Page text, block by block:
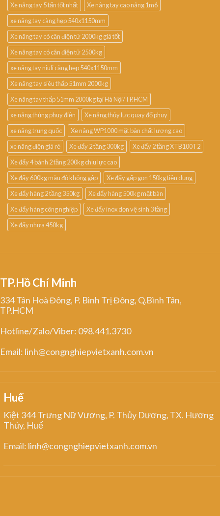
Xe nâng tay 5 tấn tốt nhất
Xe nâng tay cao nâng 1m6
xe nâng tay càng hẹp 540x1150mm
Xe nâng tay có cân điện tử 2000kg giá tốt
Xe nâng tay có cân điện tử 2500kg
xe nâng tay niuli càng hẹp 540x1150mm
Xe nâng tay siêu thấp 51mm 2000kg
Xe nâng tay thấp 51mm 2000kg tại Hà Nội/TP.HCM
xe nâng thùng phuy điện
Xe nâng thủy lực quay đổ phuy
xe nâng trung quốc
Xe nâng WP1000 mặt bàn chất lượng cao
xe nâng điện giá rẻ
Xe đẩy 2 tầng 300kg
Xe đẩy 2 tầng XTB100T2
Xe đẩy 4 bánh 2 tầng 200kg chịu lực cao
Xe đẩy 600kg màu đỏ không gập
Xe đẩy gấp gọn 150kg tiện dụng
Xe đẩy hàng 2 tầng 350kg
Xe đẩy hàng 500kg mặt bàn
Xe đẩy hàng công nghiệp
Xe đẩy inox dọn vệ sinh 3 tầng
Xe đẩy nhựa 450kg
TP.Hồ Chí Minh
334 Tân Hoà Đông, P. Bình Trị Đông, Q.Bình Tân,
TP.HCM
Hotline/Zalo/Viber: 098.441.3730
Email: linh@congnghiepvietxanh.com.vn
Huế
Kiệt 344 Trưng Nữ Vương, P. Thủy Dương, TX. Hương
Thủy, Huế
Email: linh@congnghiepvietxanh.com.vn